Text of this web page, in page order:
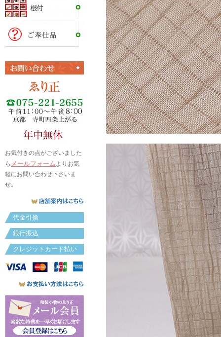
お気付きの点がございました
ら メールフォームよりお気
軽にお問い合わせ下さいま
せ。
代金引換
銀行振込
クレジットカード払い